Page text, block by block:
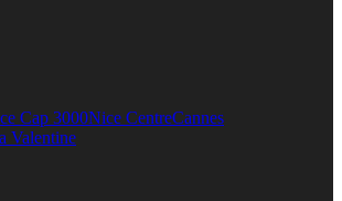
Cap 3000Nice CentreCannes
Valentine